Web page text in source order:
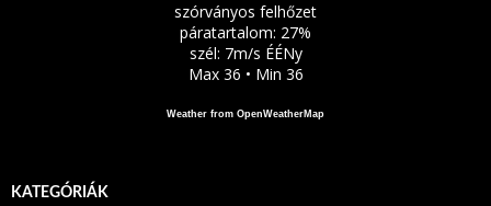
szórványos felhőzet
páratartalom: 27%
szél: 7m/s ÉÉNy
Max 36 • Min 36
Weather from OpenWeatherMap
KATEGÓRIÁK